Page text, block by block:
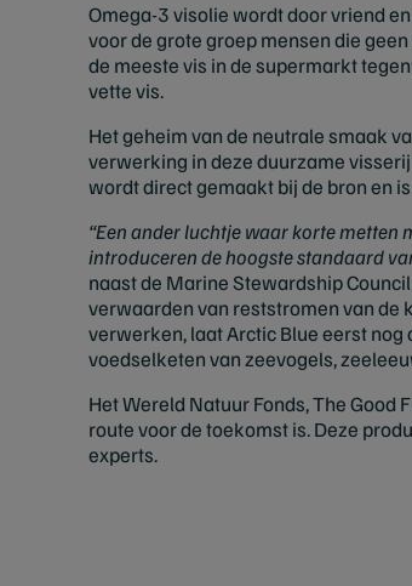
Omega-3 visolie wordt door vriend
voor de grote groep mensen die
de meeste vis in de supermarkt
vette vis.
Het geheim van de neutrale smaak
verwerking in deze duurzame
wordt direct gemaakt bij de bron en
“Een ander luchtje waar korte metten
introduceren de hoogste standaard
naast de Marine Stewardship
verwaarden van reststromen van de
verwerken, laat Arctic Blue eerst
voedselketen van zeevogels,
HetWereld Natuur Fonds, The Good
route voor de toekomst is. Deze
experts.